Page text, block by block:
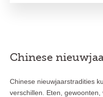
Chinese
Chinese nieuwjaarstradities
verschillen. Eten,